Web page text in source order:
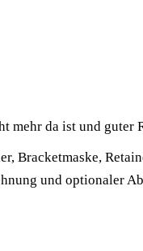
da ist und guter
Bracketmaske,
und optionaler